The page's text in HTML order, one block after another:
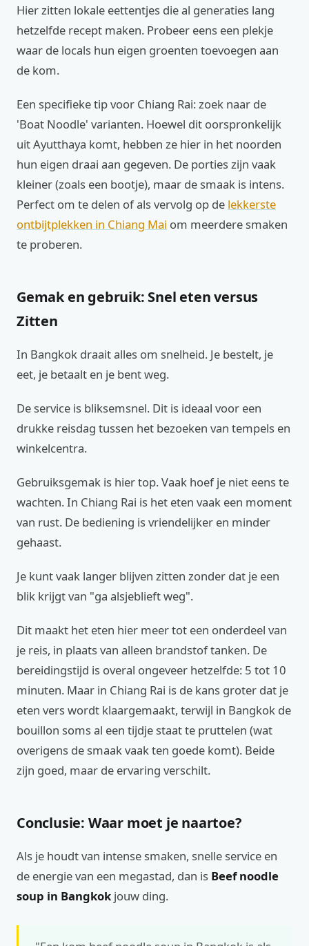
Hier zitten lokale eettentjes die al generaties lang
hetzelfde recept maken. Probeer eens een plekje
waar de locals hun eigen groenten toevoegen aan
de kom.
Een specifieke tip voor Chiang Rai: zoek naar de
'Boat Noodle' varianten. Hoewel dit oorspronkelijk
uit Ayutthaya komt, hebben ze hier in het noorden
hun eigen draai aan gegeven. De porties zijn vaak
kleiner (zoals een bootje), maar de smaak is intens.
Perfect om te delen of als vervolg op de lekkerste
ontbijtplekken in Chiang Mai om meerdere smaken
te proberen.
Gemak en gebruik: Snel eten versus
Zitten
In Bangkok draait alles om snelheid. Je bestelt, je
eet, je betaalt en je bent weg.
De service is bliksemsnel. Dit is ideaal voor een
drukke reisdag tussen het bezoeken van tempels en
winkelcentra.
Gebruiksgemak is hier top. Vaak hoef je niet eens te
wachten. In Chiang Rai is het eten vaak een moment
van rust. De bediening is vriendelijker en minder
gehaast.
Je kunt vaak langer blijven zitten zonder dat je een
blik krijgt van "ga alsjeblieft weg".
Dit maakt het eten hier meer tot een onderdeel van
je reis, in plaats van alleen brandstof tanken. De
bereidingstijd is overal ongeveer hetzelfde: 5 tot 10
minuten. Maar in Chiang Rai is de kans groter dat je
eten vers wordt klaargemaakt, terwijl in Bangkok de
bouillon soms al een tijdje staat te pruttelen (wat
overigens de smaak vaak ten goede komt). Beide
zijn goed, maar de ervaring verschilt.
Conclusie: Waar moet je naartoe?
Als je houdt van intense smaken, snelle service en
de energie van een megastad, dan is Beef noodle
soup in Bangkok jouw ding.